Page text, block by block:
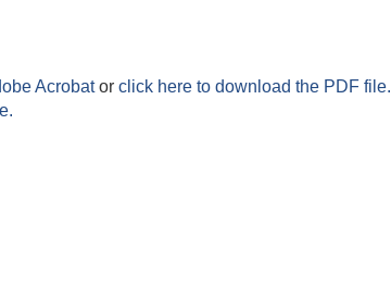
Acrobator click here to download the PDF file.